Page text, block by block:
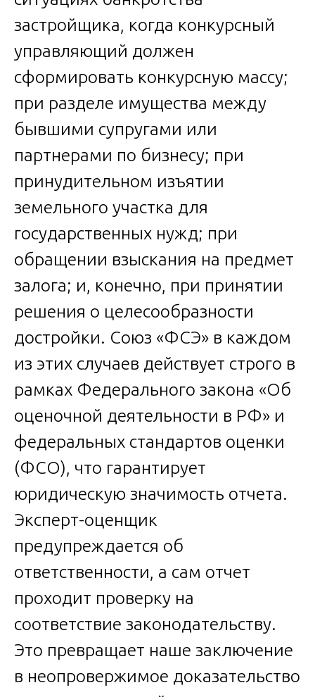
застройщика, когда конкурсный
управляющий должен
сформировать конкурсную массу;
при разделе имущества между
бывшими супругами или
партнерами по бизнесу; при
принудительном изъятии
земельного участка для
государственных нужд; при
обращении взыскания на предмет
залога; и, конечно, при принятии
решения о целесообразности
достройки. Союз «ФСЭ» в каждом
из этих случаев действует строго в
рамках Федерального закона «Об
оценочной деятельности в РФ» и
федеральных стандартов оценки
(ФСО), что гарантирует
юридическую значимость отчета.
Эксперт-оценщик
предупреждается об
ответственности, а сам отчет
проходит проверку на
соответствие законодательству.
Это превращает наше заключение
в неопровержимое доказательство